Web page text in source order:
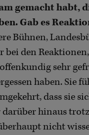
gemacht habt,
Gab es
Bühnen,
bei den
sehr
haben. Sie
dass sie
hinaus
nicht